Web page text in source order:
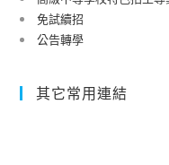
免試續招
公告轉學
其它常用連結